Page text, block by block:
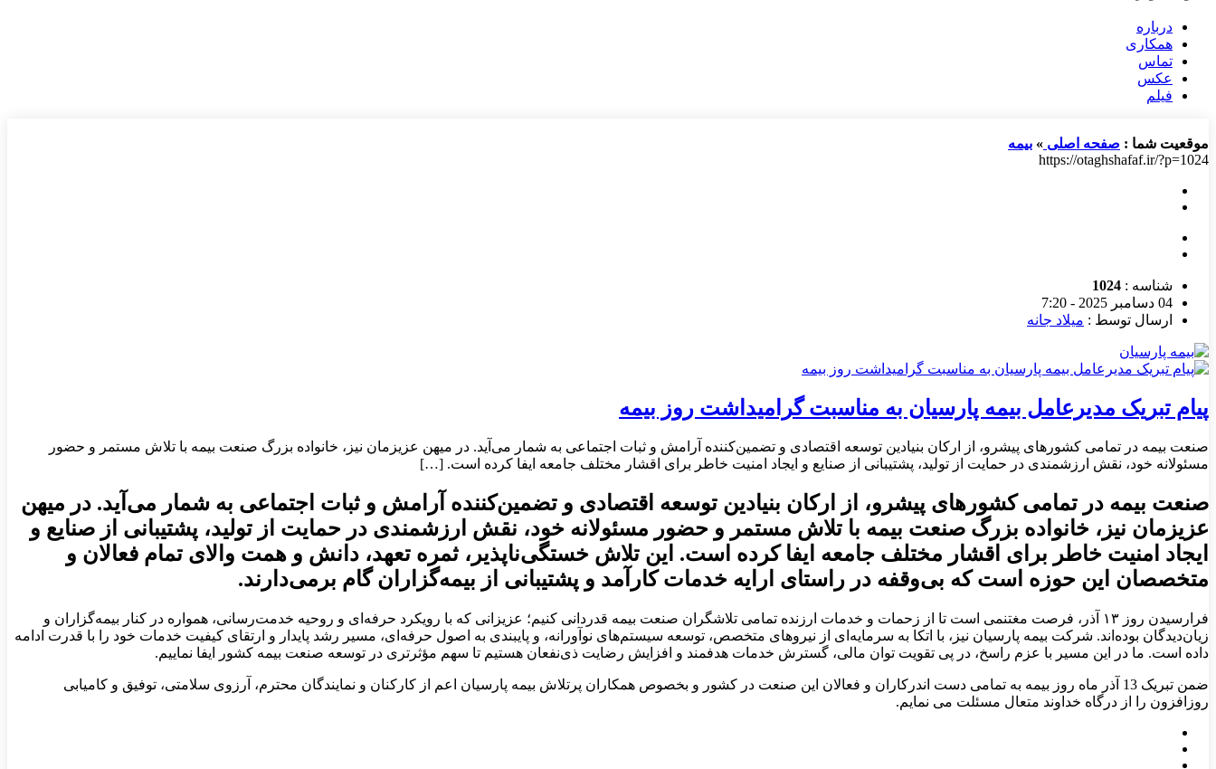
درباره
همکاری
تماس
عکس
فیلم
موقعیت شما : صفحه اصلی » بیمه
https://otaghshafaf.ir/?p=1024
شناسه : 1024
04 دسامبر 2025 - 7:20
ارسال توسط : میلاد جانه
پیام تبریک مدیرعامل بیمه پارسیان به مناسبت گرامیداشت روز بیمه
صنعت بیمه در تمامی کشورهای پیشرو، از ارکان بنیادین توسعه اقتصادی و تضمین‌کننده آرامش و ثبات اجتماعی به شمار می‌آید. در میهن عزیزمان نیز، خانواده بزرگ صنعت بیمه با تلاش مستمر و حضور
مسئولانه خود، نقش ارزشمندی در حمایت از تولید، پشتیبانی از صنایع و ایجاد امنیت خاطر برای اقشار مختلف جامعه ایفا کرده است. […]
صنعت بیمه در تمامی کشورهای پیشرو، از ارکان بنیادین توسعه اقتصادی و تضمین‌کننده آرامش و ثبات اجتماعی به شمار می‌آید. در میهن
عزیزمان نیز، خانواده بزرگ صنعت بیمه با تلاش مستمر و حضور مسئولانه خود، نقش ارزشمندی در حمایت از تولید، پشتیبانی از صنایع و
ایجاد امنیت خاطر برای اقشار مختلف جامعه ایفا کرده است. این تلاش خستگی‌ناپذیر، ثمره تعهد، دانش و همت والای تمام فعالان و
متخصصان این حوزه است که بی‌وقفه در راستای ارایه خدمات کارآمد و پشتیبانی از بیمه‌گزاران گام برمی‌دارند.
فرارسیدن روز ۱۳ آذر، فرصت مغتنمی است تا از زحمات و خدمات ارزنده تمامی تلاشگران صنعت بیمه قدردانی کنیم؛ عزیزانی که با رویکرد حرفه‌ای و روحیه خدمت‌رسانی، همواره در کنار بیمه‌گزاران و
زیان‌دیدگان بوده‌اند. شرکت بیمه پارسیان نیز، با اتکا به سرمایه‌ای از نیروهای متخصص، توسعه سیستم‌های نوآورانه، و پایبندی به اصول حرفه‌ای، مسیر رشد پایدار و ارتقای کیفیت خدمات خود را با قدرت ادامه
داده است. ما در این مسیر با عزم راسخ، در پی تقویت توان مالی، گسترش خدمات هدفمند و افزایش رضایت ذی‌نفعان هستیم تا سهم مؤثرتری در توسعه صنعت بیمه کشور ایفا نماییم.
ضمن تبریک 13 آذر ماه روز بیمه به تمامی دست اندرکاران و فعالان این صنعت در کشور و بخصوص همکاران پرتلاش بیمه پارسیان اعم از کارکنان و نمایندگان محترم، آرزوی سلامتی، توفیق و کامیابی
روزافزون را از درگاه خداوند متعال مسئلت می نمایم.